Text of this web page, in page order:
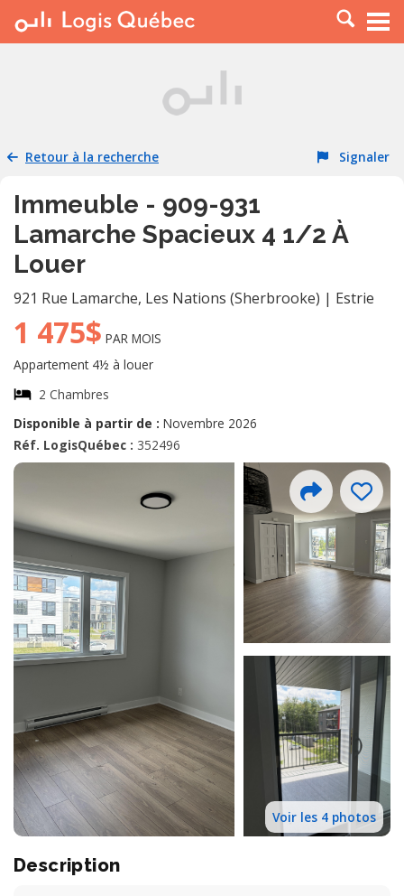
À LOUER
PLACER UNE ANNONCE
RESSOURCES
Retour à la recherche Signaler
Immeuble - 909-931
Lamarche Spacieux 4 1/2 À
Louer
921 Rue Lamarche, Les Nations (Sherbrooke) | Estrie
1 475$ PAR MOIS
Appartement 4½ à louer
2 Chambres
Disponible à partir de : Novembre 2026
Réf. LogisQuébec : 352496
Voir les 4 photos
Description